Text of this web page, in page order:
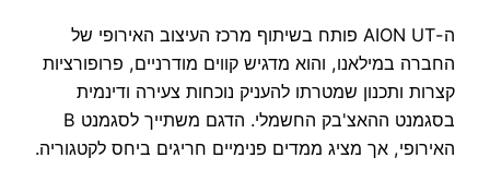
ה-AION UT פותח בשיתוף מרכז העיצוב האירופי של
החברה במילאנו, והוא מדגיש קווים מודרניים, פרופורציות
קצרות ותכנון שמטרתו להעניק נוכחות צעירה ודינמית
בסגמנט ההאצ'בק החשמלי. הדגם משתייך לסגמנט B
האירופי, אך מציג ממדים פנימיים חריגים ביחס לקטגוריה.